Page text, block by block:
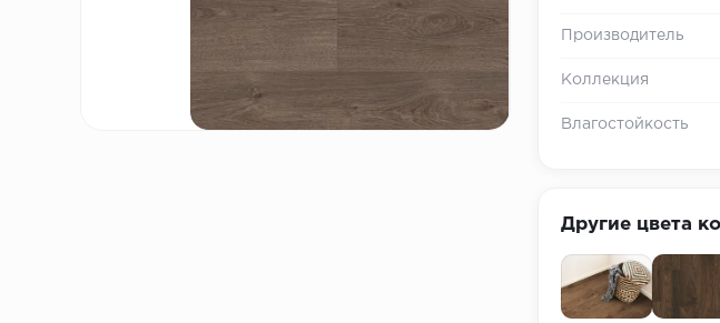
Производитель
Коллекция
Влагостойкость
Другие цвета